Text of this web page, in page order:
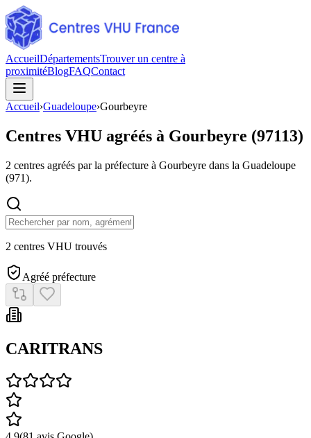
AccueilDépartementsTrouver un centre à
proximitéBlogFAQContact
Accueil›Guadeloupe›Gourbeyre
Centres VHU agréés à Gourbeyre (97113)
2 centres agréés par la préfecture à Gourbeyre dans la Guadeloupe
(971).
2 centres VHU trouvés
Agréé préfecture
CARITRANS